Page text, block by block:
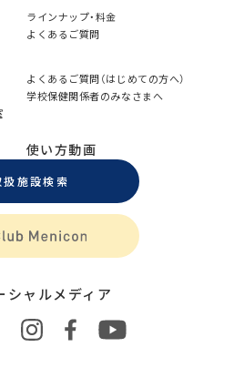
ラインナップ・料金
よくあるご質問
よくあるご質問（はじめての方へ）
学校保健関係者のみなさまへ
使い方動画
扱施設検索
シャルメディア